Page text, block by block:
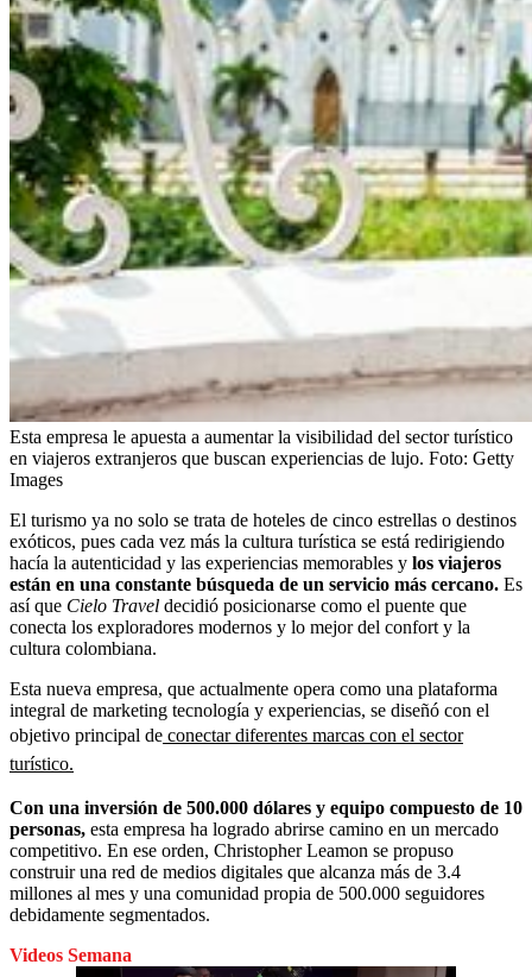
Esta empresa le apuesta a aumentar la visibilidad del sector turístico
en viajeros extranjeros que buscan experiencias de lujo. Foto: Getty
Images
El turismo ya no solo se trata de hoteles de cinco estrellas o destinos
exóticos, pues cada vez más la cultura turística se está redirigiendo
hacía la autenticidad y las experiencias memorables y los viajeros
están en una constante búsqueda de un servicio más cercano. Es
así que Cielo Travel decidió posicionarse como el puente que
conecta los exploradores modernos y lo mejor del confort y la
cultura colombiana.
Esta nueva empresa, que actualmente opera como una plataforma
integral de marketing tecnología y experiencias, se diseñó con el
objetivo principal de conectar diferentes marcas con el sector
turístico.
Con una inversión de 500.000 dólares y equipo compuesto de 10
personas, esta empresa ha logrado abrirse camino en un mercado
competitivo. En ese orden, Christopher Leamon se propuso
construir una red de medios digitales que alcanza más de 3.4
millones al mes y una comunidad propia de 500.000 seguidores
debidamente segmentados.
Videos Semana